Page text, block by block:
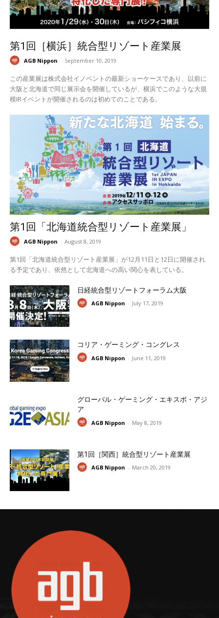
第1回［横浜］統合型リゾート産業展
AGB Nippon - September 10, 2019
この産業展は株式会社イノベントの最新ショーケースであり、以前に
大阪と北海道で同じ展示会を開催しているが、横浜でこのような大規
模IRイベントが開催されるのは初めてのことである。
第1回「北海道統合型リゾート産業展」
AGB Nippon - August 8, 2019
第1回「北海道統合型リゾート産業展」が12月11日と12日に開催され
る予定であり、依然として北海道への高い関心を表している。
日経統合型リゾートフォーラム大阪
AGB Nippon - July 17, 2019
コリア・ゲーミング・コングレス
AGB Nippon - June 11, 2019
グローバル・ゲーミング・エキスポ・アジ
ア
AGB Nippon - May 8, 2019
第1回［関西］統合型リゾート産業展
AGB Nippon - March 20, 2019